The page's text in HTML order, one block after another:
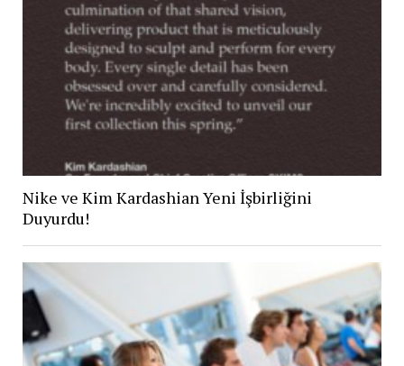
Nike ve Kim Kardashian Yeni İşbirliğini
Duyurdu!